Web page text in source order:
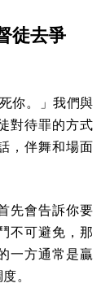
徒去爭
你。」我們與
對待罪的方式
，伴舞和場面
先會告訴你要
不可避免，那
一方通常是贏
。